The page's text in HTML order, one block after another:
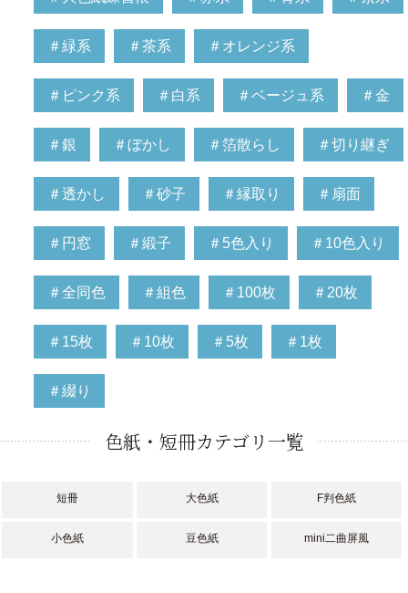
＃緑系 ＃茶系 ＃オレンジ系
＃ピンク系 ＃白系 ＃ベージュ系 ＃金
＃銀 ＃ぼかし ＃箔散らし ＃切り継ぎ
＃透かし ＃砂子 ＃縁取り ＃扇面
＃円窓 ＃緞子 ＃5色入り ＃10色入り
＃全同色 ＃組色 ＃100枚 ＃20枚
＃15枚 ＃10枚 ＃5枚 ＃1枚
＃綴り
色紙・短冊カテゴリ一覧
短冊 大色紙 F判色紙
小色紙 豆色紙 mini二曲屏風